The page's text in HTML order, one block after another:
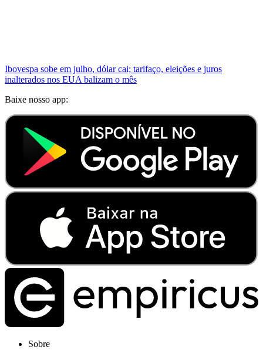
Ibovespa sobe em julho, dólar cai; tarifaço, eleições e juros
inalterados nos EUA balizam o mês
Baixe nosso app:
Sobre